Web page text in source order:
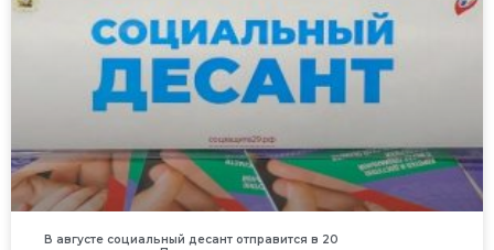
В августе социальный десант отправится в 20